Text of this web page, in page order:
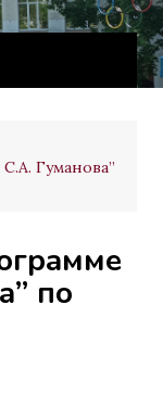
Гуманова”
по